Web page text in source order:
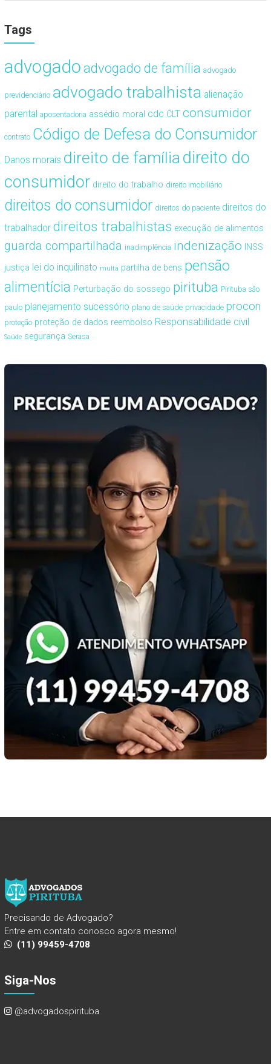
Tags
advogado advogado de família advogado
previdenciário advogado trabalhista alienação
parental aposentadoria assédio moral cdc CLT consumidor
contrato Código de Defesa do Consumidor
Danos morais direito de famíliadireito do
consumidor direito do trabalho direito imobiliário
direitos do consumidor direitos do paciente direitos do
trabalhador direitos trabalhistas execução de alimentos
guarda compartilhada inadimplência indenização INSS
justiça lei do inquilinato multa partilha de bens pensão
alimentícia Perturbação do sossego pirituba Pirituba são
paulo planejamento sucessório plano de saúde privacidade procon
proteção proteção de dados reembolso Responsabilidade civil
Saúde segurança Serasa
Precisando de Advogado?
Entre em contato conosco agora mesmo!
(11) 99459-4708
Siga-Nos
@advogadospirituba